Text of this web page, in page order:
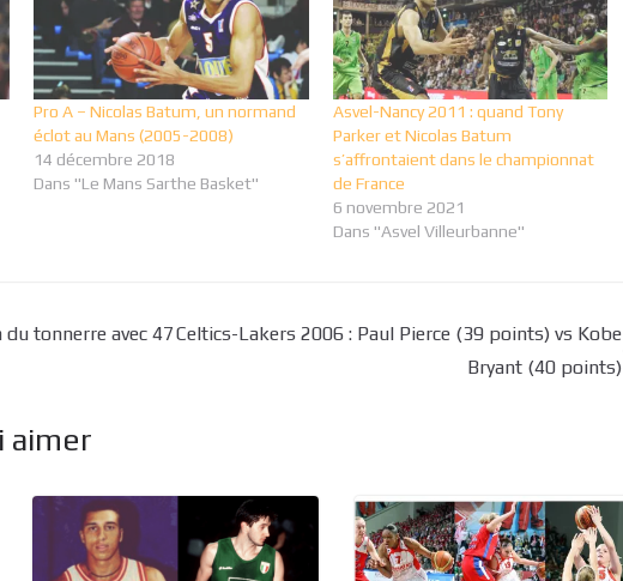
Pro A – Nicolas Batum, un normand
éclot au Mans (2005-2008)
14 décembre 2018
Dans "Le Mans Sarthe Basket"
Asvel-Nancy 2011 : quand Tony
Parker et Nicolas Batum
s’affrontaient dans le championnat
de France
6 novembre 2021
Dans "Asvel Villeurbanne"
tonnerre avec 47Celtics-Lakers 2006 : Paul Pierce (39 points) vs Kobe
Bryant (40 points)
aimer